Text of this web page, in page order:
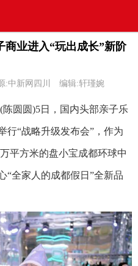
商业进入“玩出成长”新阶
:中新网四川 编辑:轩瑾婉
圆圆)5日，国内头部亲子乐
行“战略升级发布会”，作为
平方米的盘小宝成都环球中
“全家人的成都假日”全新品